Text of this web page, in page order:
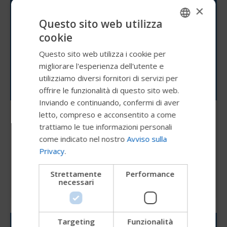
In viaggio
Utilizza gli strumenti di supporto, come la
seguito, per rendere il viaggio più agevole.
SWEDISH
DUTCH
GERMAN
DANISH
NORWEGIAN
CHINESE (SIMPLIFIED)
ITALIAN
SPANISH
×
Questo sito web utilizza
cookie
Questo sito web utilizza i cookie per
migliorare l'esperienza dell'utente e
utilizziamo diversi fornitori di servizi per
offrire le funzionalità di questo sito web.
Inviando e continuando, confermi di aver
letto, compreso e acconsentito a come
trattiamo le tue informazioni personali
come indicato nel nostroAvviso sulla
Privacy.
Strettamente
necessari
Performance
Targeting Funzionalità